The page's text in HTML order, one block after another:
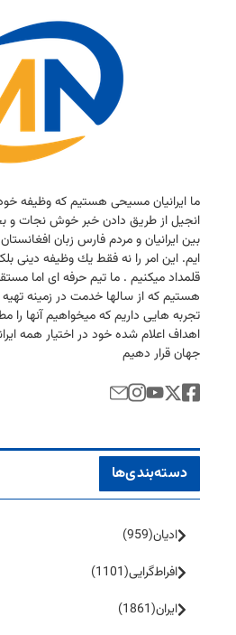
ما ایرانیان مسیحی هستیم كه وظیفه
انجیل از طریق دادن خبر خوش نجات و
بین ایرانیان و مردم فارس زبان
ایم. این امر را نه فقط یك وظیفه دینی
قلمداد میكنیم . ما تیم حرفه ای اما
هستیم كه از سالها خدمت در زمینه تهیه
تجربه هایی داریم كه میخواهیم آنها را
اهداف اعلام شده خود در اختیار همه
جهان قرار دهیم
دسته‌بندی‌ها
ادیان(959)
افراط‌گرایی(1101)
ایران(1861)